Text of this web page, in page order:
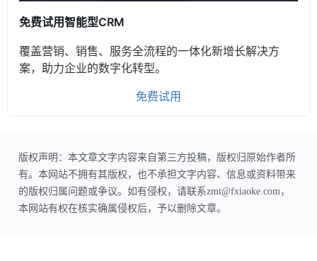
免费试用智能型CRM
覆盖营销、销售、服务全流程的一体化新增长解决方
案，助力企业的数字化转型。
免费试用
版权声明：本文章文字内容来自第三方投稿，版权归原始作者所
有。本网站不拥有其版权，也不承担文字内容、信息或资料带来
的版权归属问题或争议。如有侵权，请联系zmt@fxiaoke.com，
本网站有权在核实确属侵权后，予以删除文章。